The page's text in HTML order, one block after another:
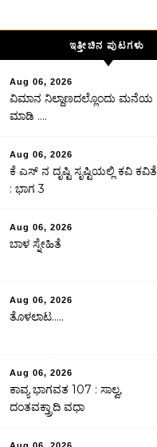
ಇತ್ತೀಚಿನ ಪುಟಗಳು
Aug 06, 2026
ವಿಮಾನ ನಿಲ್ದಾಣದಲ್ಲೊಂದು ಮನೆಯ
ಮಾಡಿ ….
Aug 06, 2026
ಕೆ ಎಸ್ ನ ದೃಷ್ಟಿ ಸೃಷ್ಟಿಯಲ್ಲಿ ಕವಿ ಕವಿತೆ
: ಭಾಗ 3
Aug 06, 2026
ಬಾಳ ಸ್ನೇಹಿತೆ
Aug 06, 2026
ತೊಳಲಾಟ…..
Aug 06, 2026
ಕಾವ್ಯ ಭಾಗವತ 107 : ಸಾಲ್ವ,
ದಂತವಕ್ತ್ರಾದಿ ವಧಾ